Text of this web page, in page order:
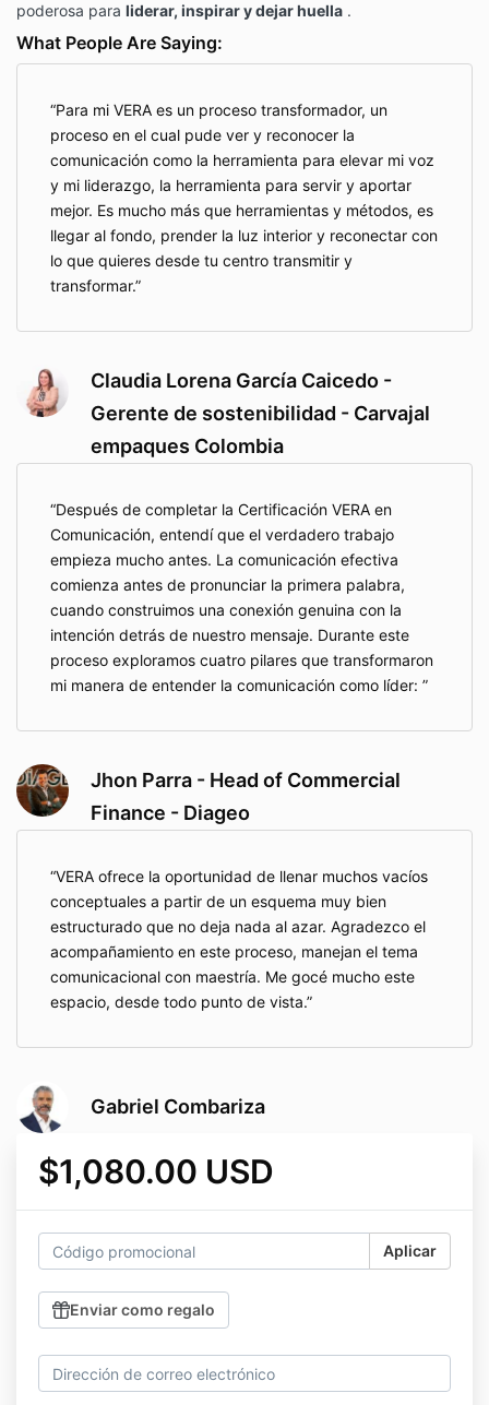
poderosa para liderar, inspirar y dejar huella .
What People Are Saying:
Para mi VERA es un proceso transformador, un
proceso en el cual pude ver y reconocer la
comunicación como la herramienta para elevar mi voz
y mi liderazgo, la herramienta para servir y aportar
mejor. Es mucho más que herramientas y métodos, es
llegar al fondo, prender la luz interior y reconectar con
lo que quieres desde tu centro transmitir y
transformar.
Claudia Lorena García Caicedo -
Gerente de sostenibilidad - Carvajal
empaques Colombia
Después de completar la Certificación VERA en
Comunicación, entendí que el verdadero trabajo
empieza mucho antes. La comunicación efectiva
comienza antes de pronunciar la primera palabra,
cuando construimos una conexión genuina con la
intención detrás de nuestro mensaje. Durante este
proceso exploramos cuatro pilares que transformaron
mi manera de entender la comunicación como líder:
Jhon Parra - Head of Commercial
Finance - Diageo
VERA ofrece la oportunidad de llenar muchos vacíos
conceptuales a partir de un esquema muy bien
estructurado que no deja nada al azar. Agradezco el
acompañamiento en este proceso, manejan el tema
comunicacional con maestría. Me gocé mucho este
espacio, desde todo punto de vista.
Gabriel Combariza
$1,080.00 USD
Aplicar
Enviar como regalo